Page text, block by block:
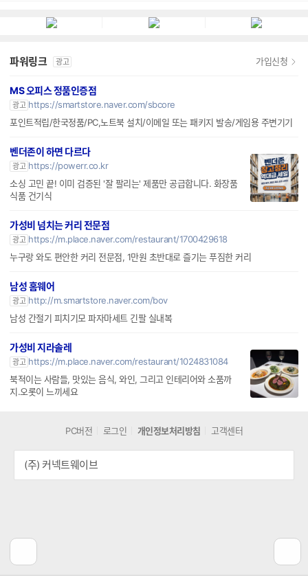
파워링크 광고 가입신청
MS 오피스 정품인증점
광고 https://smartstore.naver.com/sbcore
포인트적립/한국정품/PC,노트북 설치/이메일 또는 패키지 발송/게임용 주변기기
벤더존이 하면 다르다
광고 https://powerr.co.kr
소싱 고민 끝! 이미 검증된 '잘 팔리는' 제품만 공급합니다. 화장품
식품 건기식
가성비 넘치는 커리 전문점
광고 https://m.place.naver.com/restaurant/1700429618
누구랑 와도 편안한 커리 전문점, 1만원 초반대로 즐기는 푸짐한 커리
남성 홈웨어
광고 http://m.smartstore.naver.com/bov
남성 간절기 피치기모 파자마세트 긴팔 실내복
가성비 지라솔레
광고 https://m.place.naver.com/restaurant/1024831084
북적이는 사람들, 맛있는 음식, 와인, 그리고 인테리어와 소품까
지.오롯이 느끼세요
PC버전 로그인 개인정보처리방침 고객센터
(주) 커넥트웨이브